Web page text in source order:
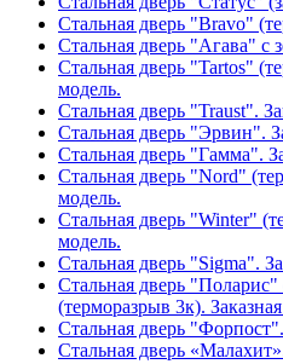
Стальная дверь "Bravo"
Стальная дверь "Агава" с
Стальная дверь "Tartos"
модель.
Стальная дверь "Traust".
Стальная дверь "Эрвин".
Стальная дверь "Гамма".
Стальная дверь "Nord"
модель.
Стальная дверь "Winter"
модель.
Стальная дверь "Sigma".
Стальная дверь "Поларис"
(терморазрыв 3к).
Стальная дверь
Стальная дверь